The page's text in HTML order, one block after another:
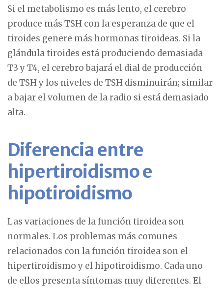
Si el metabolismo es más lento, el cerebro
produce más TSH con la esperanza de que el
tiroides genere más hormonas tiroideas. Si la
glándula tiroides está produciendo demasiada
T3 y T4, el cerebro bajará el dial de producción
de TSH y los niveles de TSH disminuirán; similar
a bajar el volumen de la radio si está demasiado
alta.
Diferencia entre
hipertiroidismo e
hipotiroidismo
Las variaciones de la función tiroidea son
normales. Los problemas más comunes
relacionados con la función tiroidea son el
hipertiroidismo y el hipotiroidismo. Cada uno
de ellos presenta síntomas muy diferentes. El